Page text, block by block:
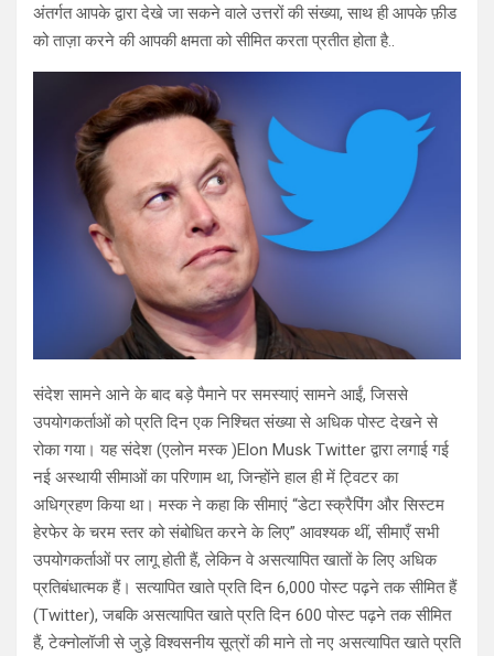
अंतर्गत आपके द्वारा देखे जा सकने वाले उत्तरों की संख्या, साथ ही आपके फ़ीड
को ताज़ा करने की आपकी क्षमता को सीमित करता प्रतीत होता है..
संदेश सामने आने के बाद बड़े पैमाने पर समस्याएं सामने आईं, जिससे
उपयोगकर्ताओं को प्रति दिन एक निश्चित संख्या से अधिक पोस्ट देखने से
रोका गया। यह संदेश (एलोन मस्क )Elon Musk Twitter द्वारा लगाई गई
नई अस्थायी सीमाओं का परिणाम था, जिन्होंने हाल ही में ट्विटर का
अधिग्रहण किया था। मस्क ने कहा कि सीमाएं “डेटा स्क्रैपिंग और सिस्टम
हेरफेर के चरम स्तर को संबोधित करने के लिए” आवश्यक थीं, सीमाएँ सभी
उपयोगकर्ताओं पर लागू होती हैं, लेकिन वे असत्यापित खातों के लिए अधिक
प्रतिबंधात्मक हैं। सत्यापित खाते प्रति दिन 6,000 पोस्ट पढ़ने तक सीमित हैं
(Twitter), जबकि असत्यापित खाते प्रति दिन 600 पोस्ट पढ़ने तक सीमित
हैं, टेक्नोलॉजी से जुड़े विश्वसनीय सूत्रों की माने तो नए असत्यापित खाते प्रति